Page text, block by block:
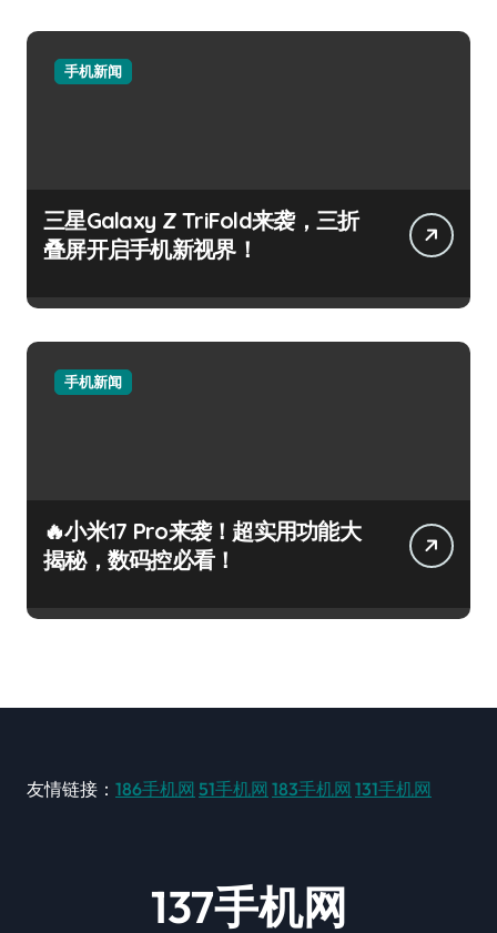
手机新闻
三星Galaxy Z TriFold来袭，三折
叠屏开启手机新视界！
手机新闻
🔥小米17 Pro来袭！超实用功能大
揭秘，数码控必看！
友情链接： 186手机网 51手机网 183手机网 131手机网
137手机网